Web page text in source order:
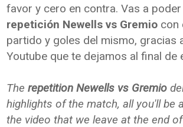
favor y cero en contra. Vas a poder
repetición Newells vs Gremio con
partido y goles del mismo, gracias
Youtube que te dejamos al final de
Therepetition Newells vs Gremio
highlights of the match, all you'll be
the video that we leave at the end